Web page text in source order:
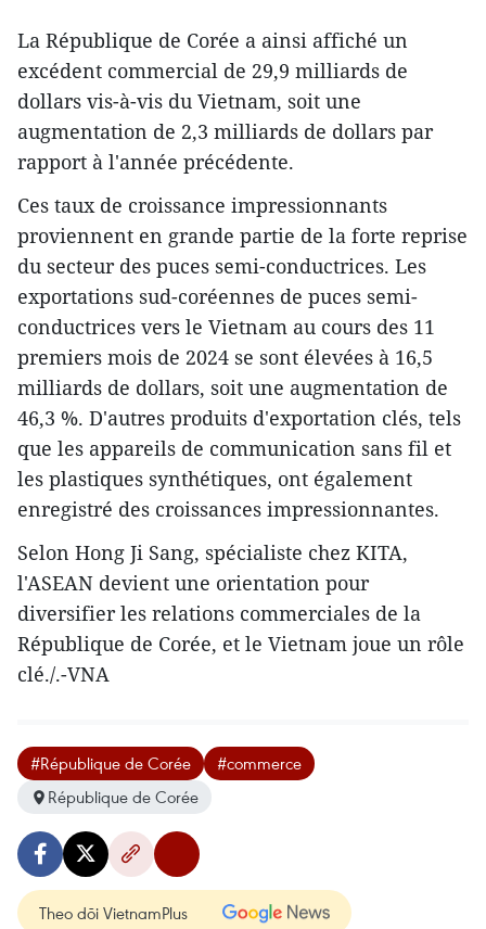
La République de Corée a ainsi affiché un
excédent commercial de 29,9 milliards de
dollars vis-à-vis du Vietnam, soit une
augmentation de 2,3 milliards de dollars par
rapport à l'année précédente.
Ces taux de croissance impressionnants
proviennent en grande partie de la forte reprise
du secteur des puces semi-conductrices. Les
exportations sud-coréennes de puces semi-
conductrices vers le Vietnam au cours des 11
premiers mois de 2024 se sont élevées à 16,5
milliards de dollars, soit une augmentation de
46,3 %. D'autres produits d'exportation clés, tels
que les appareils de communication sans fil et
les plastiques synthétiques, ont également
enregistré des croissances impressionnantes.
Selon Hong Ji Sang, spécialiste chez KITA,
l'ASEAN devient une orientation pour
diversifier les relations commerciales de la
République de Corée, et le Vietnam joue un rôle
clé./.-VNA
#République de Corée
#commerce
République de Corée
Theo dõi VietnamPlus